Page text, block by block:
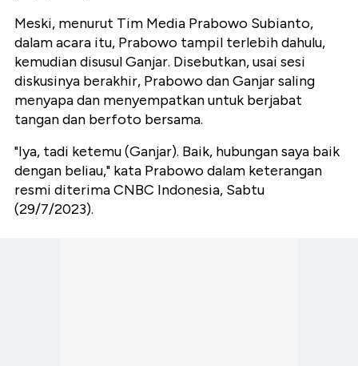
Meski, menurut Tim Media Prabowo Subianto,
dalam acara itu, Prabowo tampil terlebih dahulu,
kemudian disusul Ganjar. Disebutkan, usai sesi
diskusinya berakhir, Prabowo dan Ganjar saling
menyapa dan menyempatkan untuk berjabat
tangan dan berfoto bersama.
"Iya, tadi ketemu (Ganjar). Baik, hubungan saya baik
dengan beliau," kata Prabowo dalam keterangan
resmi diterima CNBC Indonesia, Sabtu
(29/7/2023).